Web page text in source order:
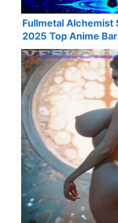
Fullmetal Alchemist
2025 Top Anime